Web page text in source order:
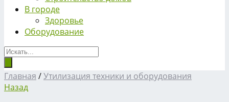
В городе
Здоровье
Оборудование
Главная /Утилизация техники и оборудования
Назад